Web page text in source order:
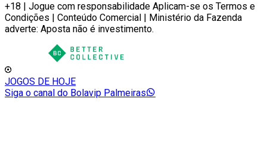
+18 | Jogue com responsabilidade Aplicam-se os Termos e
Condições | Conteúdo Comercial | Ministério da Fazenda
adverte: Aposta não é investimento.
JOGOS DE HOJE
Siga o canal do Bolavip Palmeiras